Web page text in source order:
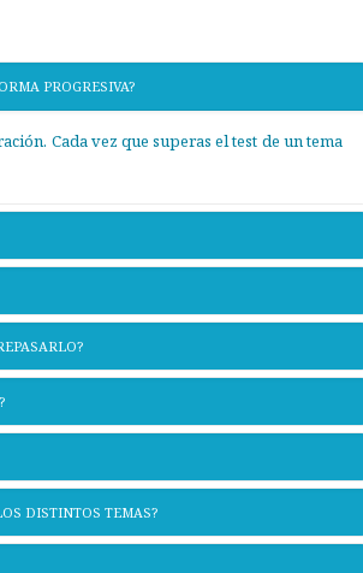
PROGRESIVA?
Cada vez que superas el test de un tema
DISTINTOS TEMAS?